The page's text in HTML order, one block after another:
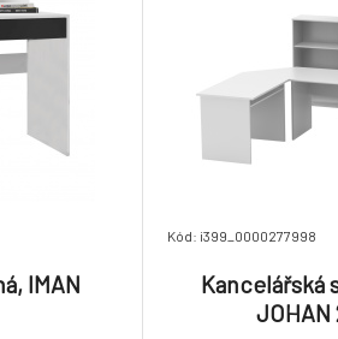
IMAN
Kód: i399_0000277998
Kancelářská
JOHAN